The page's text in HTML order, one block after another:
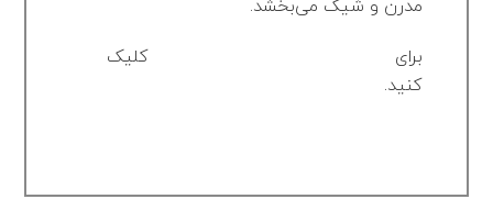
مدرن و شیک می‌بخشد.
برای
کلیک
کنید.